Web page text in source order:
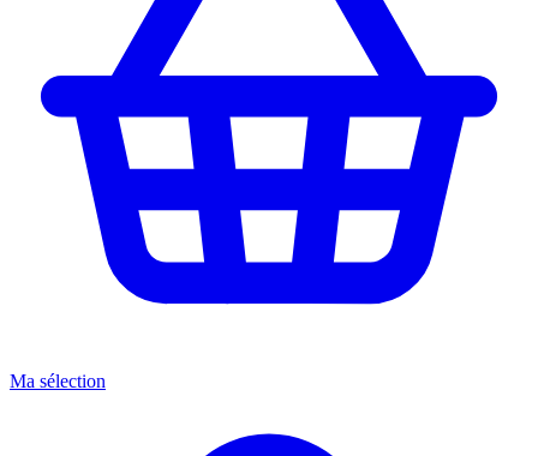
Ma sélection